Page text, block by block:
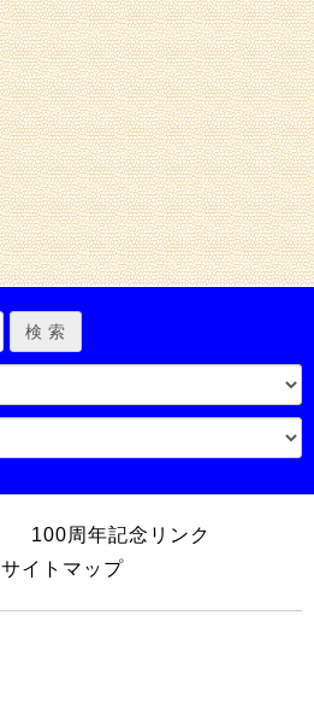
100周年記念リンク
サイトマップ